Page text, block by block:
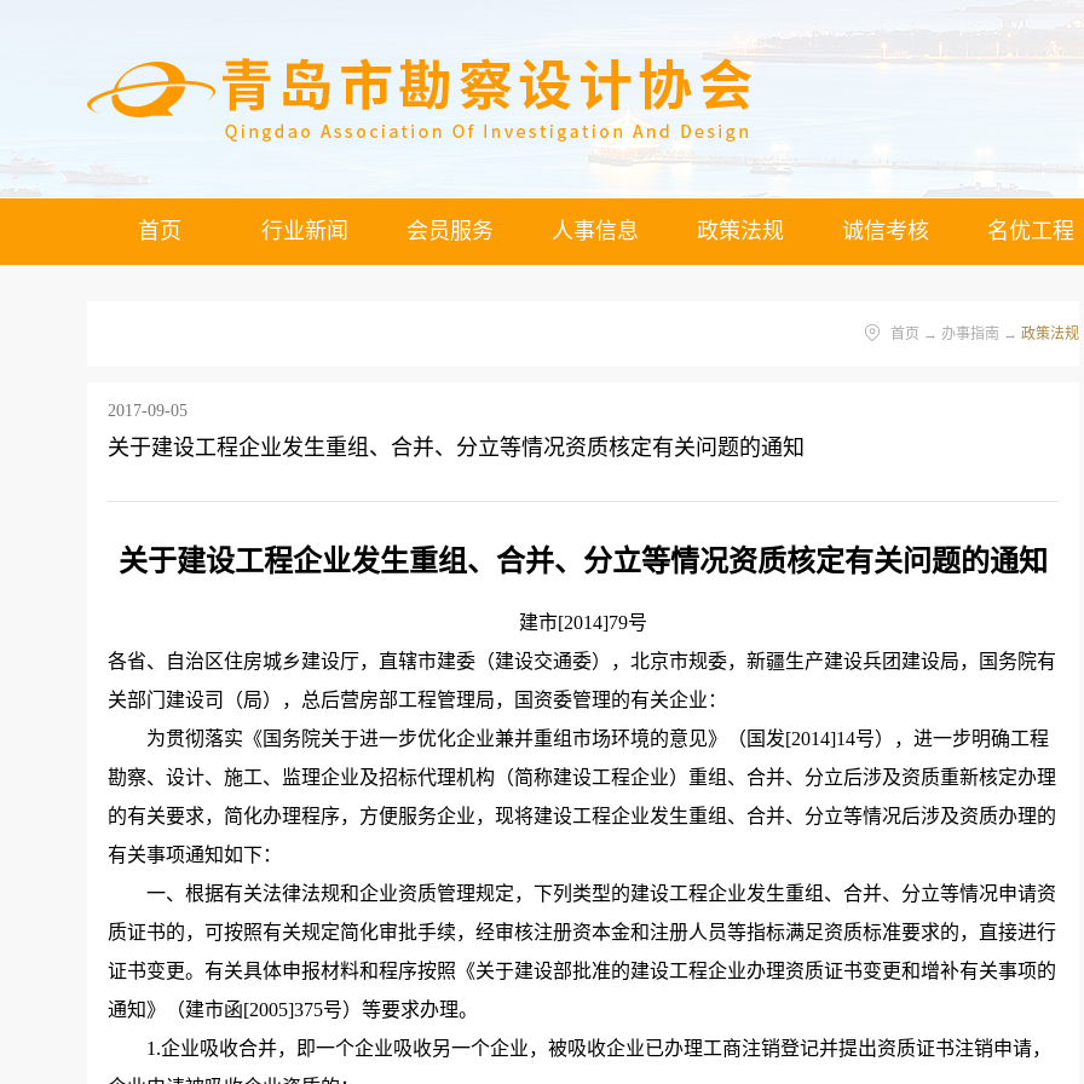
首页 行业新闻 会员服务 人事信息 政策法规 诚信考核 名优工程
首页 → 办事指南 → 政策法规
2017-09-05
关于建设工程企业发生重组、合并、分立等情况资质核定有关问题的通知
关于建设工程企业发生重组、合并、分立等情况资质核定有关问题的通知
建市[2014]79号
各省、自治区住房城乡建设厅，直辖市建委（建设交通委），北京市规委，新疆生产建设兵团建设局，国务院有
关部门建设司（局），总后营房部工程管理局，国资委管理的有关企业：
为贯彻落实《国务院关于进一步优化企业兼并重组市场环境的意见》（国发[2014]14号），进一步明确工程
勘察、设计、施工、监理企业及招标代理机构（简称建设工程企业）重组、合并、分立后涉及资质重新核定办理
的有关要求，简化办理程序，方便服务企业，现将建设工程企业发生重组、合并、分立等情况后涉及资质办理的
有关事项通知如下：
一、根据有关法律法规和企业资质管理规定，下列类型的建设工程企业发生重组、合并、分立等情况申请资
质证书的，可按照有关规定简化审批手续，经审核注册资本金和注册人员等指标满足资质标准要求的，直接进行
证书变更。有关具体申报材料和程序按照《关于建设部批准的建设工程企业办理资质证书变更和增补有关事项的
通知》（建市函[2005]375号）等要求办理。
1.企业吸收合并，即一个企业吸收另一个企业，被吸收企业已办理工商注销登记并提出资质证书注销申请，